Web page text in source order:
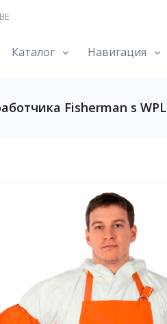
Каталог Навигация
Fisherman s WPL